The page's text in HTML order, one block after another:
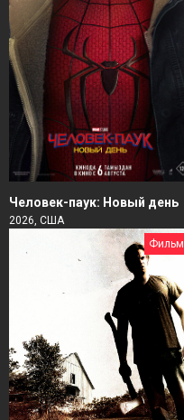
Человек-паук: Новый день
2026, США
Фильм